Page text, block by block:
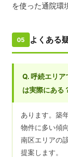
を使った通院環
05 よくある
Q. 呼続エリ
は実際にある
あります。築
物件に多い傾
南区エリアの
提案します。